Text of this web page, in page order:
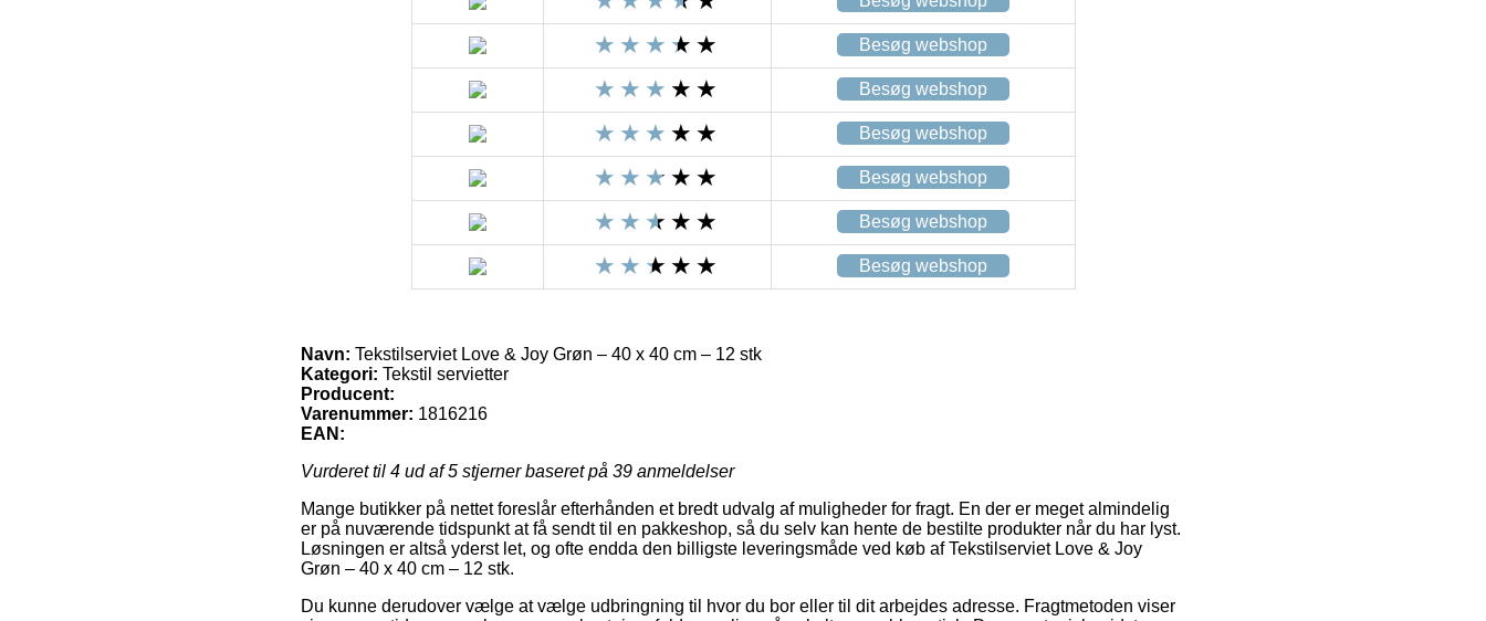
Besøg webshop
Besøg webshop
Besøg webshop
Besøg webshop
Besøg webshop
Besøg webshop
Navn: Tekstilserviet Love & Joy Grøn – 40 x 40 cm – 12 stk
Kategori: Tekstil servietter
Producent:
Varenummer: 1816216
EAN:
Vurderet til 4 ud af 5 stjerner baseret på 39 anmeldelser
Mange butikker på nettet foreslår efterhånden et bredt udvalg af muligheder for fragt. En der er meget almindelig
er på nuværende tidspunkt at få sendt til en pakkeshop, så du selv kan hente de bestilte produkter når du har lyst.
Løsningen er altså yderst let, og ofte endda den billigste leveringsmåde ved køb af Tekstilserviet Love & Joy
Grøn – 40 x 40 cm – 12 stk.
Du kunne derudover vælge at vælge udbringning til hvor du bor eller til dit arbejdes adresse. Fragtmetoden viser